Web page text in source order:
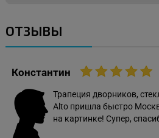
ОТЗЫВЫ
Константин
Трапеция дворников,
Alto пришла быстро
на картинке! Супер,